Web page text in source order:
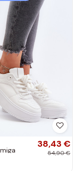
38,43 €
54,90 €